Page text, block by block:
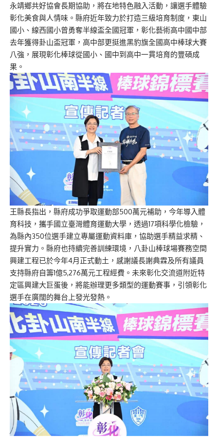
永靖鄉共好協會長期協助，將在地特色融入活動，讓選手體驗
彰化美食與人情味。縣府近年致力於打造三級培育制度，東山
國小、線西國小曾勇奪半線盃全國冠軍，彰化藝術高中國中部
去年獲得卦山盃冠軍，高中部更挺進黑豹旗全國高中棒球大賽
八強，展現彰化棒球從國小、國中到高中一貫培育的豐碩成
果。
王縣長指出，縣府成功爭取運動部500萬元補助，今年導入體
育科技，攜手國立臺灣體育運動大學，透過17項科學化檢驗，
為縣內350位選手建立專屬運動資料庫，協助選手精益求精、
提升實力。縣府也持續完善訓練環境，八卦山棒球場賽務空間
興建工程已於今年4月正式動土，感謝議長謝典霖及所有議員
支持縣府自籌1億5,276萬元工程經費。未來彰化交流道附近特
定區興建大巨蛋後，將能辦理更多類型的運動賽事，引領彰化
選手在廣闊的舞台上發光發熱。